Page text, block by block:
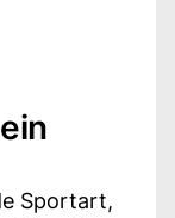
Sportart,